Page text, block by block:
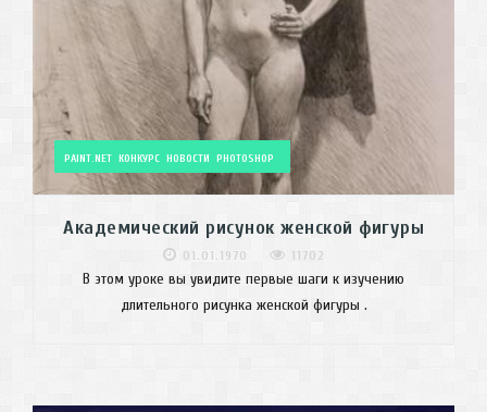
PAINT.NET КОНКУРС НОВОСТИ PHOTOSHOP
Академический рисунок женской фигуры
01.01.1970 11702
В этом уроке вы увидите первые шаги к изучению
длительного рисунка женской фигуры .